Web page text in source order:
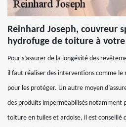
Reinhard Joseph, couvreur
hydrofuge de toiture à votre
Pour s’assurer de la longévité des
il faut réaliser des interventions comme le
pour les protéger. Un autre moyen
des produits imperméabilisés notamment
toiture en tuiles et ardoise, il est conseillé